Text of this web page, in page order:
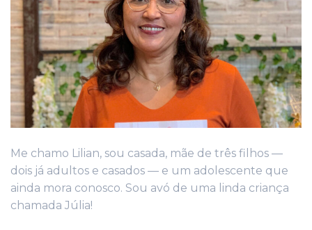
Me chamo Lilian, sou casada, mãe de três filhos —
dois já adultos e casados — e um adolescente que
ainda mora conosco. Sou avó de uma linda criança
chamada Júlia!